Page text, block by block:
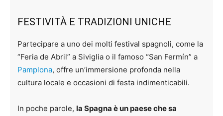
FESTIVITÀ E TRADIZIONI UNICHE
Partecipare a uno dei molti festival spagnoli, come la
“Feria de Abril” a Siviglia o il famoso “San Fermín” a
Pamplona, offre un’immersione profonda nella
cultura locale e occasioni di festa indimenticabili.
In poche parole, la Spagna è un paese che sa